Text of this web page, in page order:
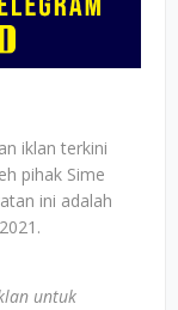
iklan terkini
pihak Sime
ini adalah
untuk